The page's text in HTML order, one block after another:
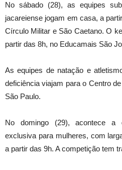
No sábado (28), as equipes
jacareiense jogam em casa, a
Círculo Militar e São Caetano. O
partir das 8h, no Educamais São
As equipes de natação e
deficiência viajam para o Centro
São Paulo.
No domingo (29), acontece a
exclusiva para mulheres, com
a partir das 9h. A competição tem